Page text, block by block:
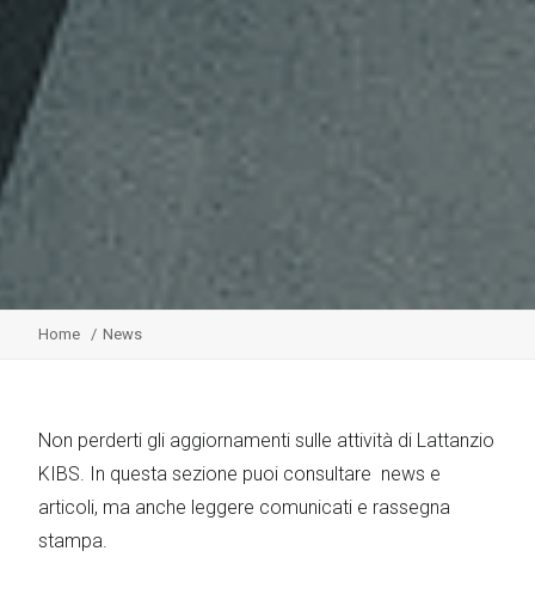
Home News
Non perderti gli aggiornamenti sulle attività di Lattanzio
KIBS. In questa sezione puoi consultare news e
articoli, ma anche leggere comunicati e rassegna
stampa.